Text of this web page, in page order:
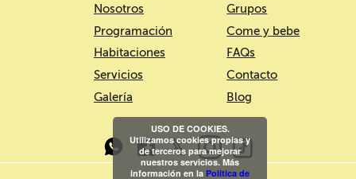
Nosotros
Programación
Habitaciones
Servicios
Galería
Grupos
Come y bebe
FAQs
Contacto
Blog
USO DE COOKIES.
Utilizamos cookies propias y
de terceros para mejorar
nuestros servicios. Más
información en la Política de